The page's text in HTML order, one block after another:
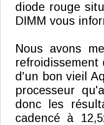
diode rouge
DIMM vous
Nous avons
d'un bon vieil
processeur
donc les
cadencé à